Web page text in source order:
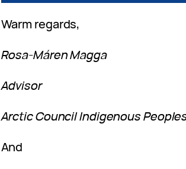
Warm regards,
Rosa-Máren Magga
Advisor
Arctic Council Indigenous
And